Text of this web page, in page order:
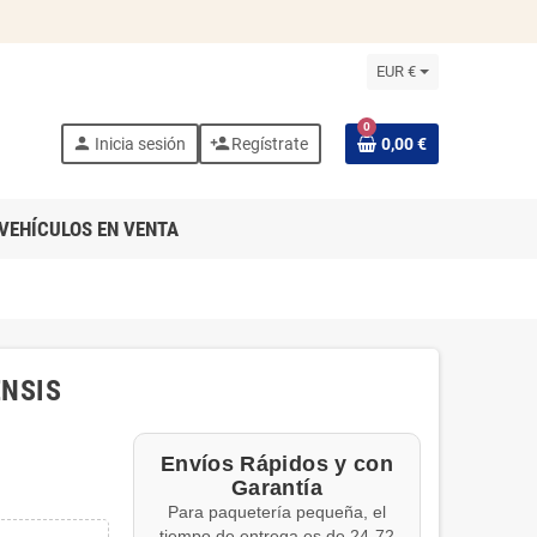
EUR €
person Inicia sesión person_addRegístrate
0
0,00 €
EN VENTA
Envíos Rápidos y con
Garantía
Para paquetería pequeña, el